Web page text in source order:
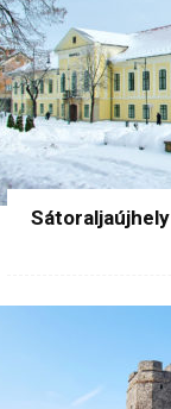
Sátoraljaújhely